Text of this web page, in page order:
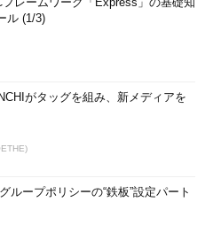
ル (1/3)
がタッグを組み、新メディアを
ループポリシーの“鉄板”設定パート